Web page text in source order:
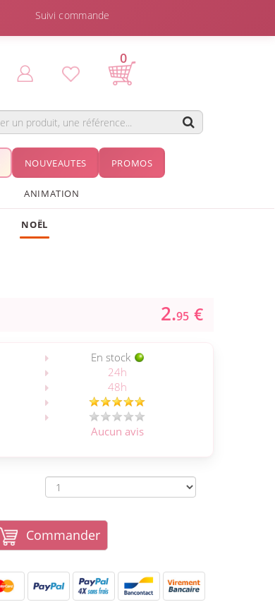
Suivi commande
0
NOUVEAUTES PROMOS
ANIMATION
NOËL
2.95 €
En stock
24h
48h
Aucun avis
Commander